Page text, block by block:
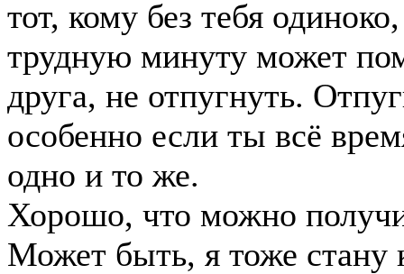
тот, кому без тебя
трудную минуту может
друга, не отпугнуть.
особенно если ты всё
одно и то же.
Хорошо, что можно
Может быть, я тоже стану